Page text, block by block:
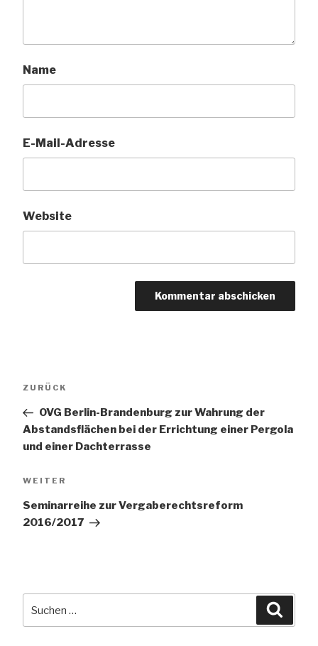
Name
E-Mail-Adresse
Website
Vorheriger
ZURÜCK
OVG Berlin-Brandenburg zur Wahrung der
Abstandsflächen bei der Errichtung einer Pergola
und einer Dachterrasse
Nächster
WEITER
Seminarreihe zur Vergaberechtsreform
2016/2017
nach: